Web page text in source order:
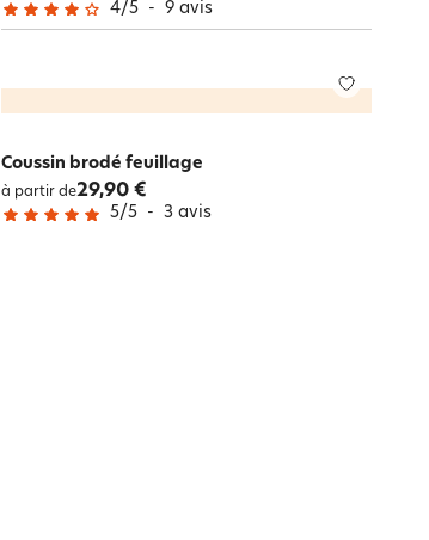
4/5 - 9 avis
Coussin brodé feuillage
à partir de29,90 €
5/5 - 3 avis